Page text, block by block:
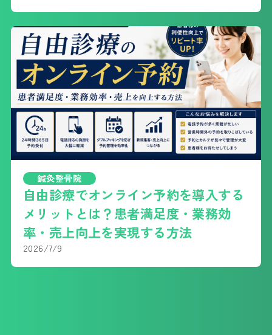
鍼灸整骨院
自由診療でオンライン予約を導入する
メリットとは？患者満足度・業務効
率・売上向上を実現する方法
2026/7/9